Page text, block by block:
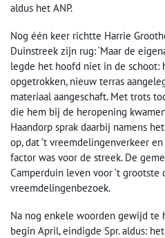
aldus het ANP.
Nog één keer richtte Harrie
Duinstreek zijn rug: ‘Maar de
legde het hoofd niet in de schoot:
opgetrokken, nieuw terras
materiaal aangeschaft. Met trots
die hem bij de heropening
Haandorp sprak daarbij namens
op, dat ’t vreemdelingenverkeer
factor was voor de streek. De
Camperduin leven voor ’t
vreemdelingenbezoek.
Na nog enkele woorden gewijd te
begin April, eindigde Spr. aldus: